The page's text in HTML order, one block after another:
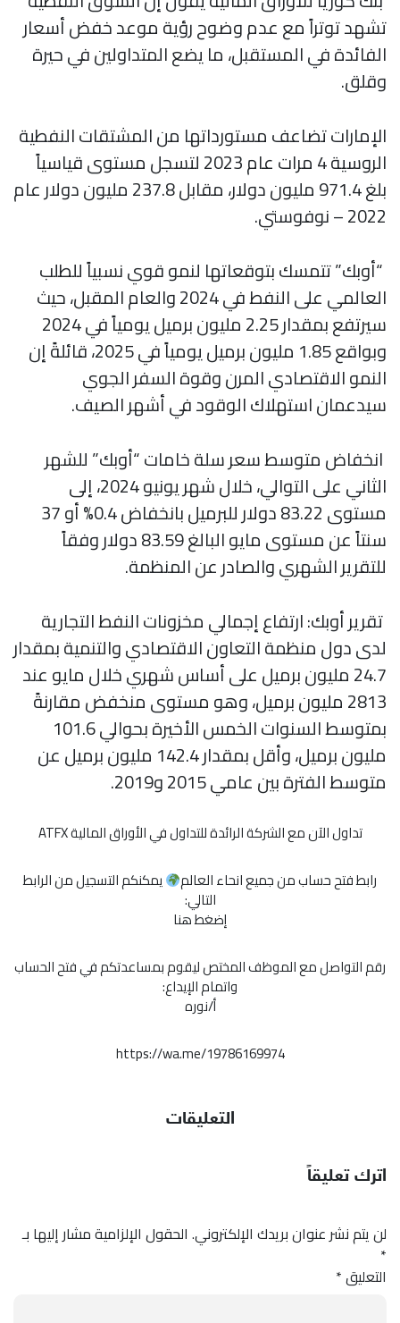
تشهد توتراً مع عدم وضوح رؤية موعد خفض أسعار
الفائدة في المستقبل، ما يضع المتداولين في حيرة
وقلق.
الإمارات تضاعف مستورداتها من المشتقات النفطية
الروسية 4 مرات عام 2023 لتسجل مستوى قياسياً
بلغ 971.4 مليون دولار، مقابل 237.8 مليون دولار عام
2022 – نوفوستي.
“أوبك” تتمسك بتوقعاتها لنمو قوي نسبياً للطلب
العالمي على النفط في 2024 والعام المقبل، حيث
سيرتفع بمقدار 2.25 مليون برميل يومياً في 2024
وبواقع 1.85 مليون برميل يومياً في 2025، قائلةً إن
النمو الاقتصادي المرن وقوة السفر الجوي
سيدعمان استهلاك الوقود في أشهر الصيف.
انخفاض متوسط سعر سلة خامات “أوبك” للشهر
الثاني على التوالي، خلال شهر يونيو 2024، إلى
مستوى 83.22 دولار للبرميل بانخفاض 0.4% أو 37
سنتاً عن مستوى مايو البالغ 83.59 دولار وفقاً
للتقرير الشهري والصادر عن المنظمة.
تقرير أوبك: ارتفاع إجمالي مخزونات النفط التجارية
لدى دول منظمة التعاون الاقتصادي والتنمية بمقدار
24.7 مليون برميل على أساس شهري خلال مايو عند
2813 مليون برميل، وهو مستوى منخفض مقارنةً
بمتوسط السنوات الخمس الأخيرة بحوالي 101.6
مليون برميل، وأقل بمقدار 142.4 مليون برميل عن
متوسط الفترة بين عامي 2015 و2019.
تداول الآن مع الشركة الرائدة للتداول في الأوراق المالية ATFX
رابط فتح حساب من جميع انحاء العالم
يمكنكم التسجيل من الرابط
التالي:
إضغط هنا
رقم التواصل مع الموظف المختص ليقوم بمساعدتكم في فتح الحساب
واتمام الإيداع:
أ/نوره
https://wa.me/19786169974
التعليقات
اترك تعليقاً
لن يتم نشر عنوان بريدك الإلكتروني. الحقول الإلزامية مشار إليها بـ
*
التعليق*